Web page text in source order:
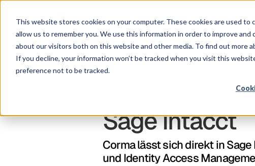
This website stores cookies on your computer. These cookies are used
allow us to remember you. We use this information in order to improve
about our visitors both on this website and other media. To find out more
If you decline, your information won’t be tracked when you visit this
preference not to be tracked.
Lösungen
Sage Intacct
Corma lässt sich direkt in
und Identity Access